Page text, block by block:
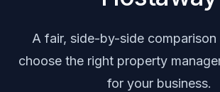
A fair, side-by-side
choose the right property
for your business.